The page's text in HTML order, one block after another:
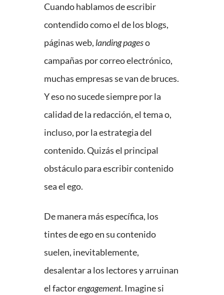
Cuando hablamos de escribir
contendido como el de los blogs,
páginas web, landing pageso
campañas por correo electrónico,
muchas empresas se van de bruces.
Y eso no sucede siempre por la
calidad de la redacción, el tema o,
incluso, por la estrategia del
contenido. Quizás el principal
obstáculo para escribir contenido
sea el ego.
De manera más específica, los
tintes de ego en su contenido
suelen, inevitablemente,
desalentar a los lectores y arruinan
el factorengagement. Imagine si